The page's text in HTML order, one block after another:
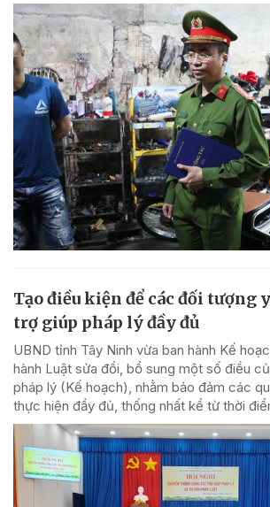
Tạo điều kiện để các đối tượng
trợ giúp pháp lý đầy đủ
UBND tỉnh Tây Ninh vừa ban hành Kế
hành Luật sửa đổi, bổ sung một số điều
pháp lý (Kế hoạch), nhằm bảo đảm các
thực hiện đầy đủ, thống nhất kể từ thời